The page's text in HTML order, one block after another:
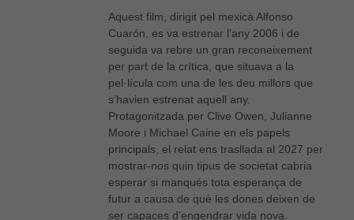
Aquest film, dirigit pel mexicà Alfonso
Cuarón, es va estrenar l’any 2006 i de
seguida va rebre un gran reconeixement
per part de la crítica, que situava a la
pel·lícula com una de les deu millors que
s’havien estrenat aquell any.
Protagonitzada per Clive Owen, Julianne
Moore i Michael Caine en els papels
principals, el relat ens trasllada al 2027 per
mostrar-nos quin tipus de societat cabria
esperar si manqués tota esperança de
futur a causa de què les dones deixen de
ser capaces d’engendrar vida nova.